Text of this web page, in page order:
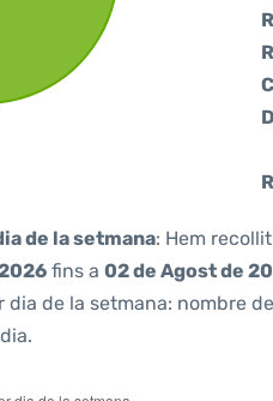
de la setmana: Hem
fins a 02 de Agost de
dia de la setmana: nombre